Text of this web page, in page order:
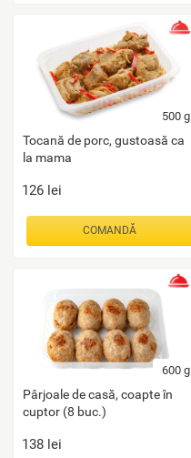
500 g
Tocană de porc, gustoasă ca
la mama
126 lei
COMANDĂ
600 g
Pârjoale de casă, coapte în
cuptor (8 buc.)
138 lei